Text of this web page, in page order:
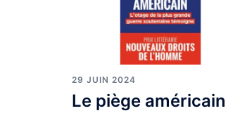
29 JUIN 2024
Le piège américain